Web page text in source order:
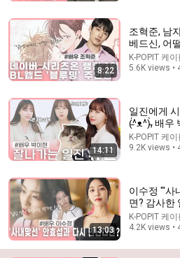
Find My Girlfriend, Five Hearts
Raza
New 20 views
8:22
조혁준, 남
베드신, 어
K-POPIT 케이
5.6K views •
14:11
일진에게
(̵̵́^ᴥ^)̵̵̀, 배우
K-POPIT 케이
9.2K views •
13:03
이수정 "'사
면? 감사한
K-POPIT 케이
4.2K views •